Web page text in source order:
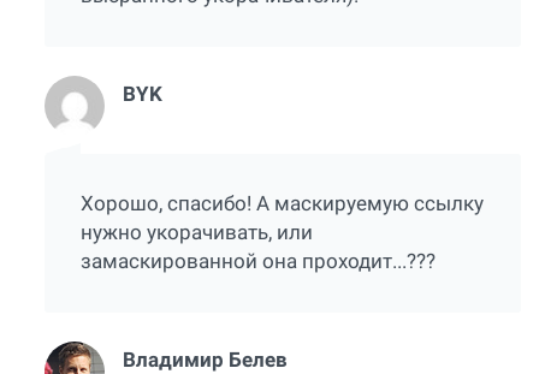
BYK
Хорошо, спасибо! А маскируемую ссылку
нужно укорачивать, или
замаскированной она проходит...???
Владимир Белев